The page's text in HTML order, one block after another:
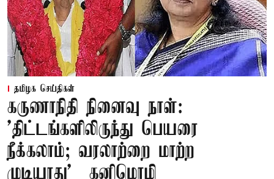
தமிழக செய்திகள்
கருணாநிதி நினைவு நாள்:
'திட்டங்களிலிருந்து பெயரை
நீக்கலாம்; வரலாற்றை மாற்ற
முடியாது' – கனிமொழி